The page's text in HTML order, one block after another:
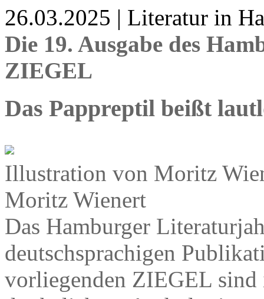
26.03.2025 | Literatur in
Die 19. Ausgabe des
ZIEGEL
Das Pappreptil beißt
Illustration von Moritz
Moritz Wienert
Das Hamburger
deutschsprachigen
vorliegenden ZIEGEL sind